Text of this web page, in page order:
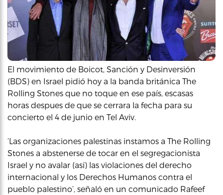
El movimiento de Boicot, Sanción y Desinversión
(BDS) en Israel pidió hoy a la banda británica The
Rolling Stones que no toque en ese país, escasas
horas despues de que se cerrara la fecha para su
concierto el 4 de junio en Tel Aviv.
‘Las organizaciones palestinas instamos a The Rolling
Stones a abstenerse de tocar en el segregacionista
Israel y no avalar (así) las violaciones del derecho
internacional y los Derechos Humanos contra el
pueblo palestino’, señaló en un comunicado Rafeef